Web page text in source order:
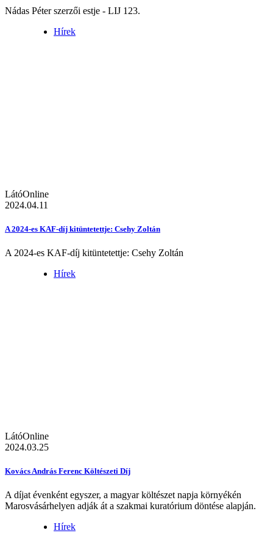
Nádas Péter szerzői estje - LIJ 123.
Hírek
LátóOnline
2024.04.11
A 2024-es KAF-díj kitüntetettje: Csehy Zoltán
A 2024-es KAF-díj kitüntetettje: Csehy Zoltán
Hírek
LátóOnline
2024.03.25
Kovács András Ferenc Költészeti Díj
A díjat évenként egyszer, a magyar költészet napja környékén
Marosvásárhelyen adják át a szakmai kuratórium döntése alapján.
Hírek